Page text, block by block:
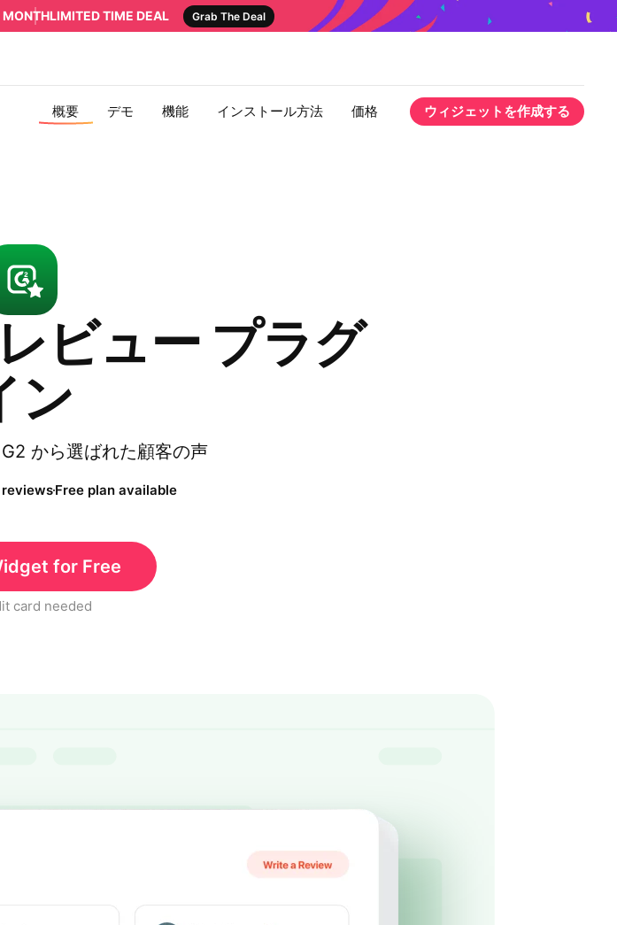
MONTHLIMITED TIME DEAL Grab The Deal
概要 デモ 機能 インストール方法 価格 ウィジェットを作成する
ビュー プラグ
ン
から選ばれた顧客の声
Free plan available
for Free
card needed